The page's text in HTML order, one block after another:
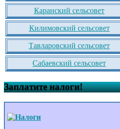
Каранский сельсовет
Килимовский сельсовет
Тавларовский сельсовет
Сабаевский сельсовет
Заплатите налоги!